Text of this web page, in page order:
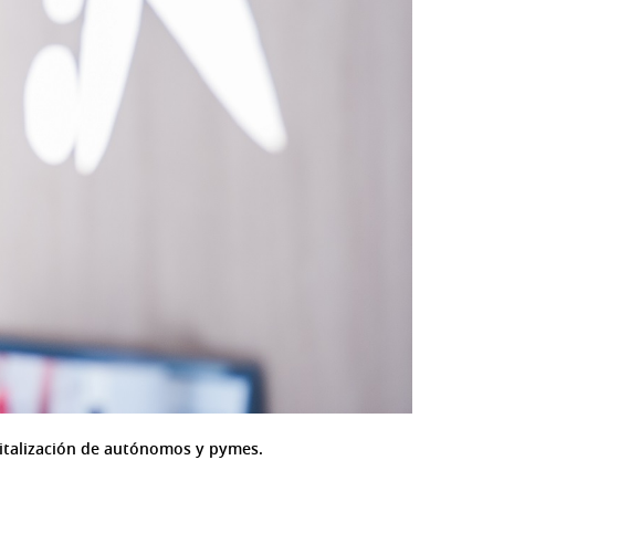
de autónomos y pymes.